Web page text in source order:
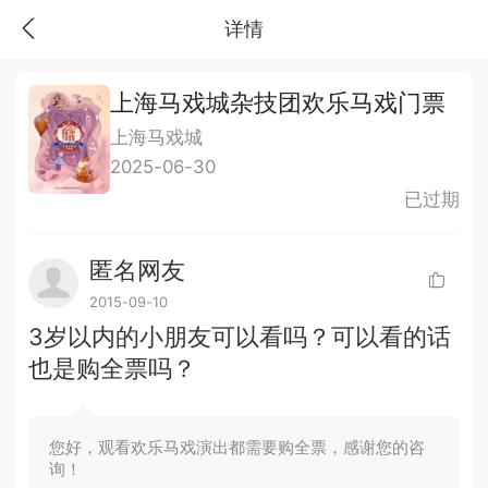
详情
上海马戏城杂技团欢乐马戏门票
上海马戏城
2025-06-30
已过期
匿名网友
2015-09-10
3岁以内的小朋友可以看吗？可以看的话
也是购全票吗？
您好，观看欢乐马戏演出都需要购全票，感谢您的咨
询！